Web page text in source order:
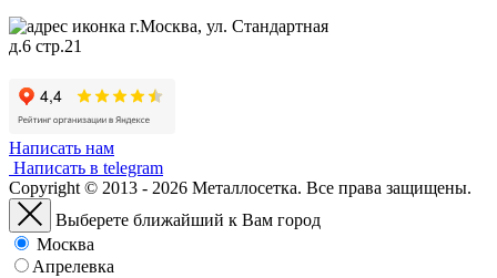
г.Москва, ул. Стандартная
д.6 стр.21
Написать нам
Написать в telegram
Copyright © 2013 - 2026 Металлосетка. Все права защищены.
Выберете ближайший к Вам город
Москва
Апрелевка